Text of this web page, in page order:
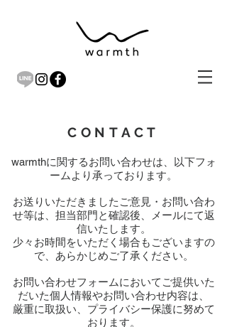
CONTACT
warmthに関するお問い合わせは、以下フォ
ームより承っております。
お送りいただきましたご意見・お問い合わ
せ等は、担当部門と確認後、メールにて返
信いたします。
少々お時間をいただく場合もございますの
で、あらかじめご了承ください。
お問い合わせフォームにおいてご提供いた
だいた個人情報やお問い合わせ内容は、
厳重に取扱い、プライバシー保護に努めて
おります。